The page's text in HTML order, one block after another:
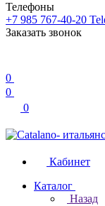
Телефоны
+7 985 767-40-20
Заказать звонок
0
0
0
Кабинет
Каталог
Назад